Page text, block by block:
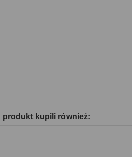
produkt kupili również: